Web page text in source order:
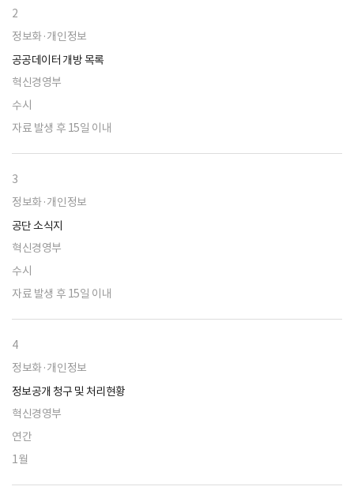
2
정보화·개인정보
공공데이터 개방 목록
혁신경영부
수시
자료 발생 후 15일 이내
3
정보화·개인정보
공단 소식지
혁신경영부
수시
자료 발생 후 15일 이내
4
정보화·개인정보
정보공개 청구 및 처리현황
혁신경영부
연간
1월